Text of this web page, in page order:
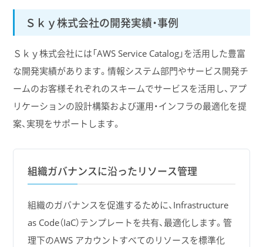
Ｓｋｙ株式会社の開発実績・事例
Ｓｋｙ株式会社には「AWS Service Catalog」を活用した豊富
な開発実績があります。情報システム部門やサービス開発チ
ームのお客様それぞれのスキームでサービスを活用し、アプ
リケーションの設計構築および運用・インフラの最適化を提
案、実現をサポートします。
組織ガバナンスに沿ったリソース管理
組織のガバナンスを促進するために、Infrastructure
as Code（IaC）テンプレートを共有、最適化します。管
理下のAWS アカウントすべてのリソースを標準化